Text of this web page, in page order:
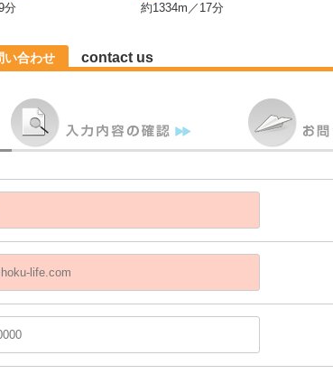
分
約1334m／17分
い合わせ contact us